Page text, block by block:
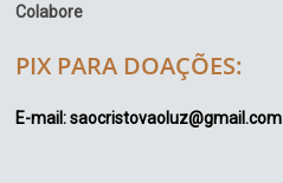
Colabore
PIX PARA DOAÇÕES:
E-mail: saocristovaoluz@gmail.com